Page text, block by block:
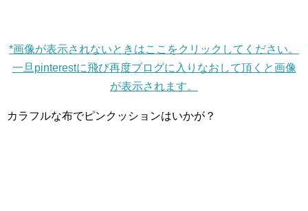
*画像が表示されないときはここをクリックしてください。
一旦pinterestに飛び再度ブログに入りなおして頂くと画像
が表示されます。
カラフルな布でピンクッションはいかが？